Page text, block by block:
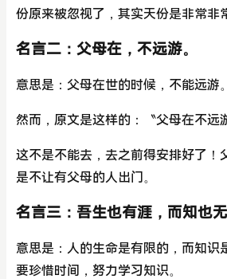
份原来被忽视了，其实天份是非常非
名言二：父母在，不远游。
意思是：父母在世的时候，不能远游。
然而，原文是这样的：〝父母在不远
这不是不能去，去之前得安排好了！
是不让有父母的人出门。
名言三：吾生也有涯，而知也无
意思是：人的生命是有限的，而知识
要珍惜时间，努力学习知识。